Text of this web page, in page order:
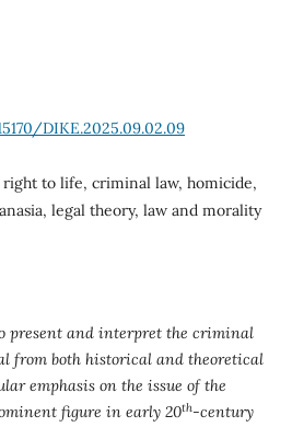
DIKE.2025.09.02.09
right to life, criminal law, homicide,
legal theory, law and morality
present and interpret the criminal
from both historical and theoretical
emphasis on the issue of the
figure in early 20th-century